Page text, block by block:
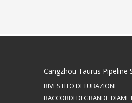
Cangzhou Taurus Pipeline
RIVESTITO DI TUBAZIONI
RACCORDI DI GRANDE